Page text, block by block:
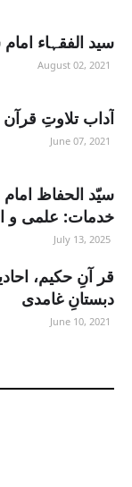
سید الفقہاء
August 02, 2021
آداب تلاوتِ قرآن
June 07, 2021
سیّد الحفاظ
خدمات: علمی و
July 13, 2025
قر آنِ حکیم،
دبستانِ غامدی
June 10, 2021